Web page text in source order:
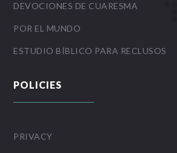
DEVOCIONES DE CUARESMA
POR EL MUNDO
ESTUDIO BÍBLICO PARA RECLUSOS
POLICIES
PRIVACY